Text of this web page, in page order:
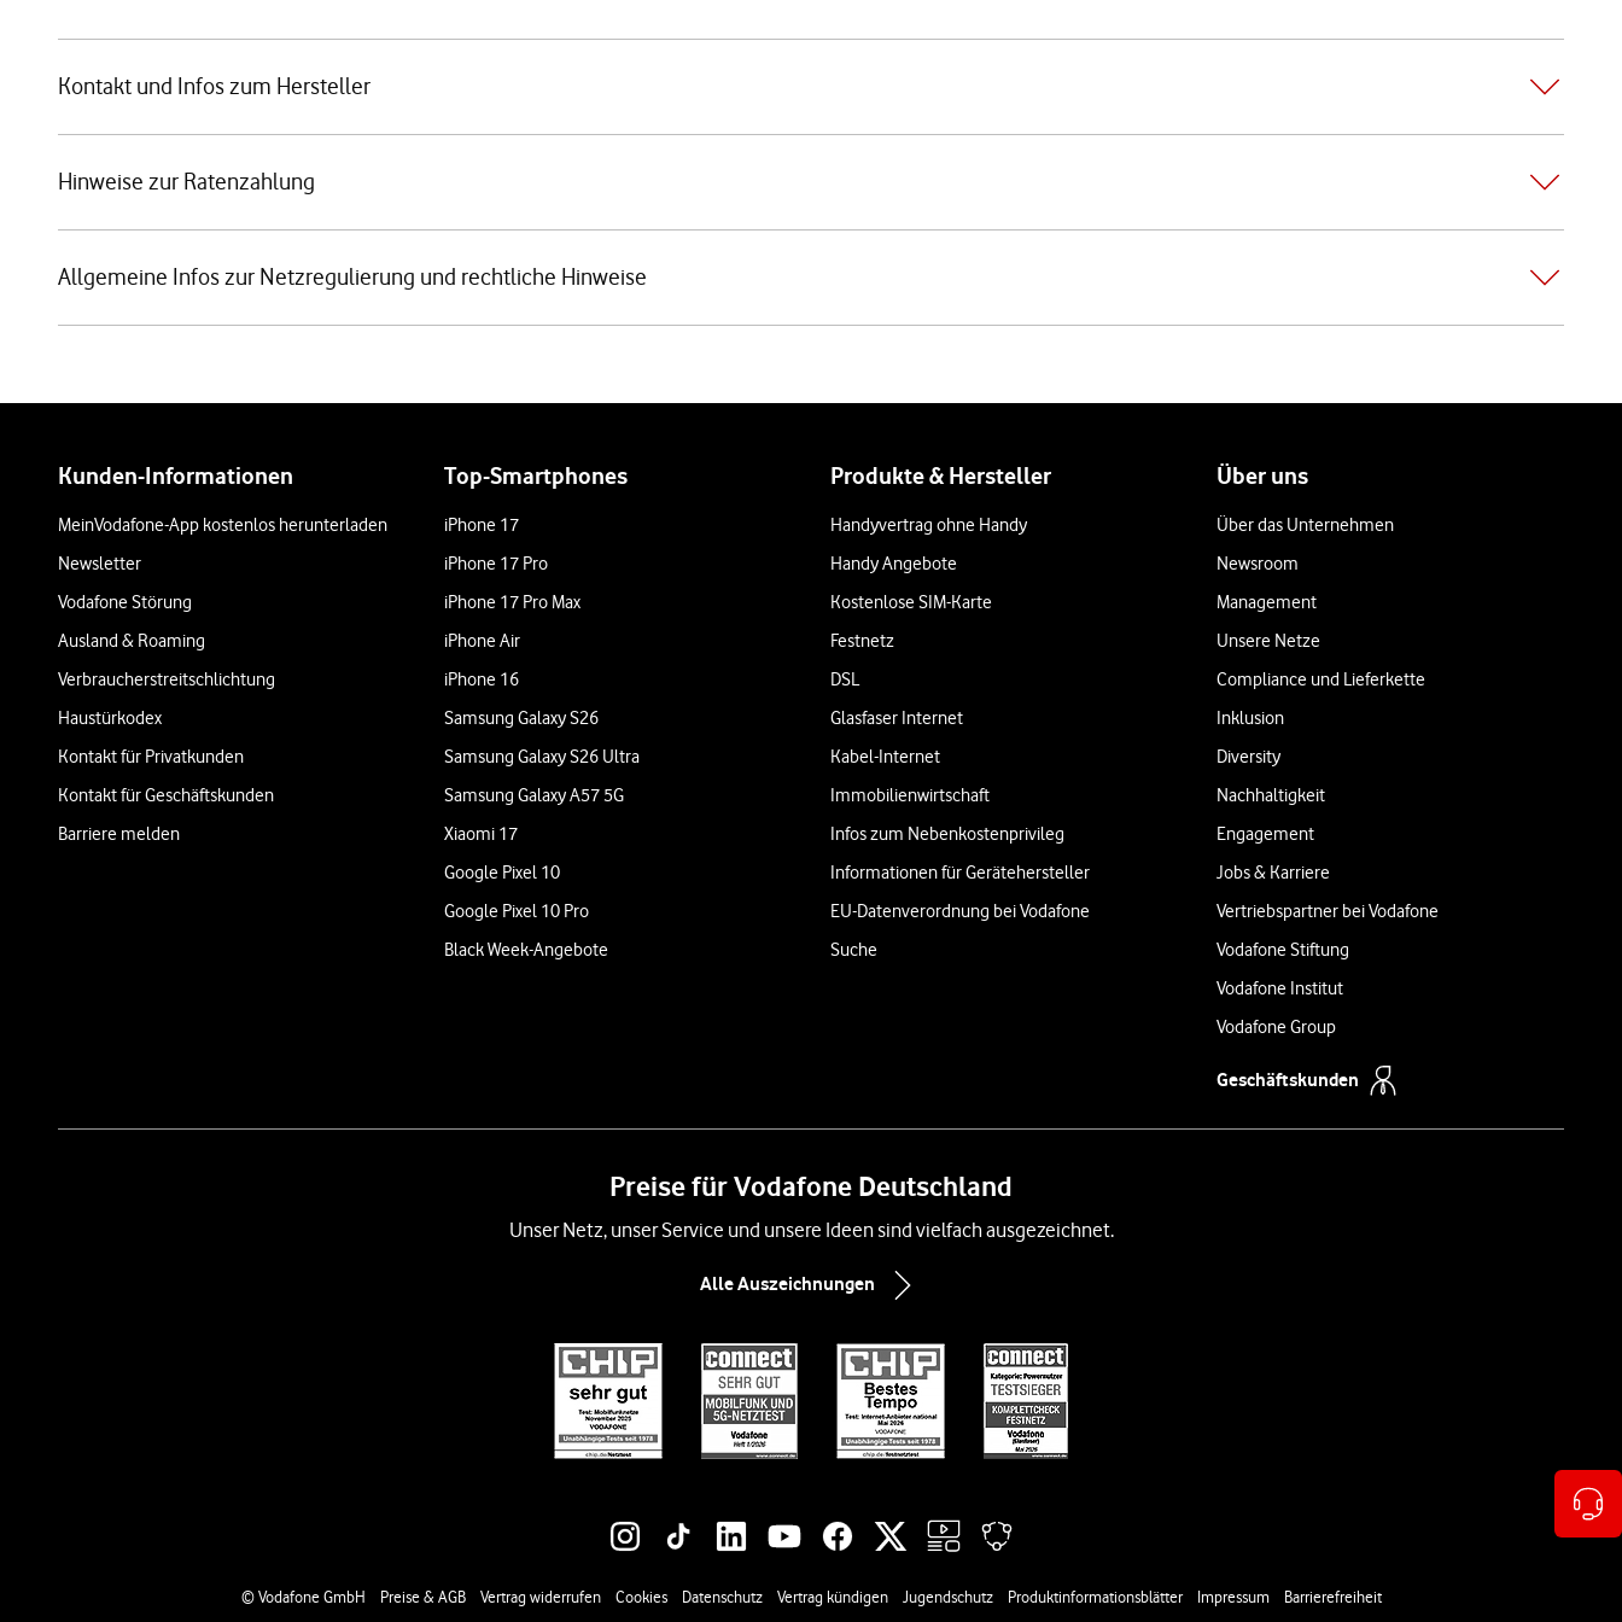
Kontakt und Infos zum Hersteller
Hinweise zur Ratenzahlung
Allgemeine Infos zur Netzregulierung und rechtliche Hinweise
Kunden-Informationen
MeinVodafone-App kostenlos herunterladen
Newsletter
Vodafone Störung
Ausland & Roaming
Verbraucherstreitschlichtung
Haustürkodex
Kontakt für Privatkunden
Kontakt für Geschäftskunden
Barriere melden
Top-Smartphones
iPhone 17
iPhone 17 Pro
iPhone 17 Pro Max
iPhone Air
iPhone 16
Samsung Galaxy S26
Samsung Galaxy S26 Ultra
Samsung Galaxy A57 5G
Xiaomi 17
Google Pixel 10
Google Pixel 10 Pro
Black Week-Angebote
Produkte & Hersteller
Handyvertrag ohne Handy
Handy Angebote
Kostenlose SIM-Karte
Festnetz
DSL
Glasfaser Internet
Kabel-Internet
Immobilienwirtschaft
Infos zum Nebenkostenprivileg
Informationen für Gerätehersteller
EU-Datenverordnung bei Vodafone
Suche
Über uns
Über das Unternehmen
Newsroom
Management
Unsere Netze
Compliance und Lieferkette
Inklusion
Diversity
Nachhaltigkeit
Engagement
Jobs & Karriere
Vertriebspartner bei Vodafone
Vodafone Stiftung
Vodafone Institut
Vodafone Group
Geschäftskunden
Preise für Vodafone Deutschland
Unser Netz, unser Service und unsere Ideen sind vielfach ausgezeichnet.
Alle Auszeichnungen
Rechtliche Links© Vodafone GmbH Preise & AGB Vertrag widerrufen Cookies Datenschutz Vertrag kündigen Jugendschutz Produktinformationsblätter Impressum Barrierefreiheit